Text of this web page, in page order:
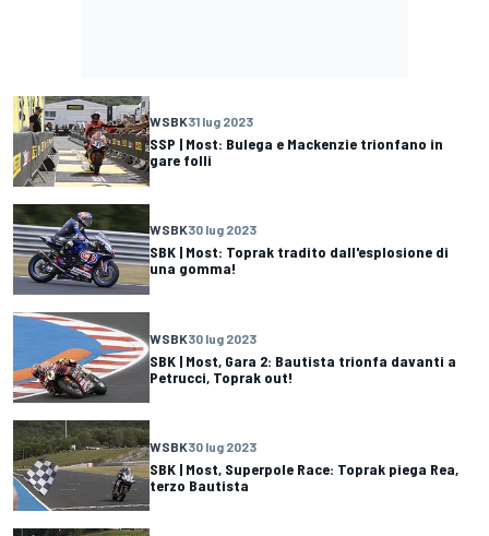
WSBK31 lug 2023
SSP | Most: Bulega e Mackenzie trionfano in
gare folli
WSBK30 lug 2023
SBK | Most: Toprak tradito dall'esplosione di
una gomma!
WSBK30 lug 2023
SBK | Most, Gara 2: Bautista trionfa davanti a
Petrucci, Toprak out!
WSBK30 lug 2023
SBK | Most, Superpole Race: Toprak piega Rea,
terzo Bautista